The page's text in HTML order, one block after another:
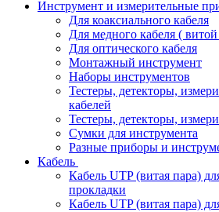
Инструмент и измерительные
Для коаксиального кабеля
Для медного кабеля (
Для оптического кабеля
Монтажный инструмент
Наборы инструментов
Тестеры, детекторы,
кабелей
Тестеры, детекторы,
Сумки для инструмента
Разные приборы и
Кабель
Кабель UTP (витая пара)
прокладки
Кабель UTP (витая пара)